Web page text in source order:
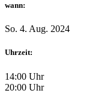
wann:
So. 4. Aug. 2024
Uhrzeit:
14:00 Uhr
20:00 Uhr